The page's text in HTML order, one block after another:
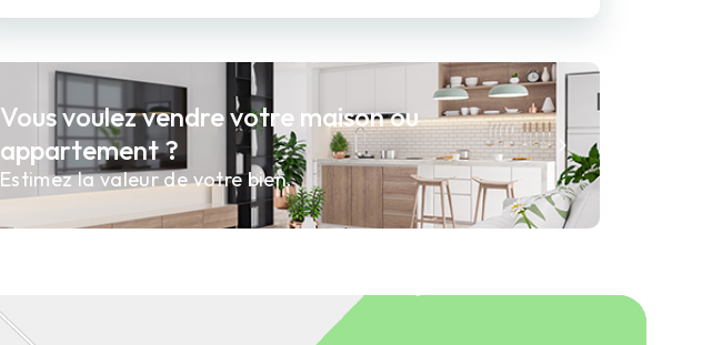
Vous voulez vendre votre maison ou
appartement ?
Estimez la valeur de votre bien.